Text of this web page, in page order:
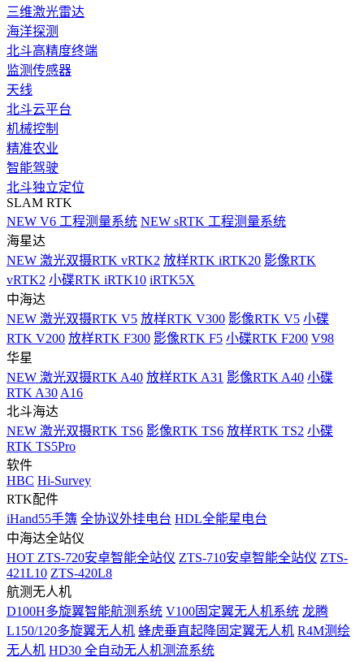
三维激光雷达
海洋探测
北斗高精度终端
监测传感器
天线
北斗云平台
机械控制
精准农业
智能驾驶
北斗独立定位
SLAM RTK
NEW V6 工程测量系统 NEW sRTK 工程测量系统
海星达
NEW 激光双摄RTK vRTK2 放样RTK iRTK20 影像RTK
vRTK2 小碟RTK iRTK10 iRTK5X
中海达
NEW 激光双摄RTK V5 放样RTK V300 影像RTK V5 小碟
RTK V200 放样RTK F300 影像RTK F5 小碟RTK F200 V98
华星
NEW 激光双摄RTK A40 放样RTK A31 影像RTK A40 小碟
RTK A30 A16
北斗海达
NEW 激光双摄RTK TS6 影像RTK TS6 放样RTK TS2 小碟
RTK TS5Pro
软件
HBC Hi-Survey
RTK配件
iHand55手簿 全协议外挂电台 HDL全能星电台
中海达全站仪
HOT ZTS-720安卓智能全站仪 ZTS-710安卓智能全站仪 ZTS-
421L10 ZTS-420L8
航测无人机
D100H多旋翼智能航测系统 V100固定翼无人机系统 龙腾
L150/120多旋翼无人机 蜂虎垂直起降固定翼无人机 R4M测绘
无人机 HD30 全自动无人机测流系统